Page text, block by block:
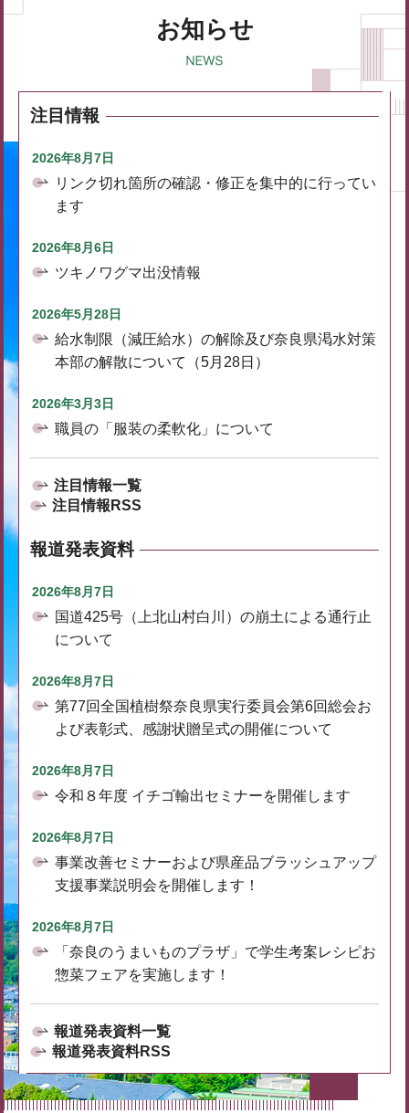
お知らせ
注目情報
2026年8月7日
リンク切れ箇所の確認・修正を集中的に行ってい
ます
2026年8月6日
ツキノワグマ出没情報
2026年5月28日
給水制限（減圧給水）の解除及び奈良県渇水対策
本部の解散について（5月28日）
2026年3月3日
職員の「服装の柔軟化」について
注目情報一覧
注目情報RSS
報道発表資料
2026年8月7日
国道425号（上北山村白川）の崩土による通行止
について
2026年8月7日
第77回全国植樹祭奈良県実行委員会第6回総会お
よび表彰式、感謝状贈呈式の開催について
2026年8月7日
令和８年度 イチゴ輸出セミナーを開催します
2026年8月7日
事業改善セミナーおよび県産品ブラッシュアップ
支援事業説明会を開催します！
2026年8月7日
「奈良のうまいものプラザ」で学生考案レシピお
惣菜フェアを実施します！
報道発表資料一覧
報道発表資料RSS